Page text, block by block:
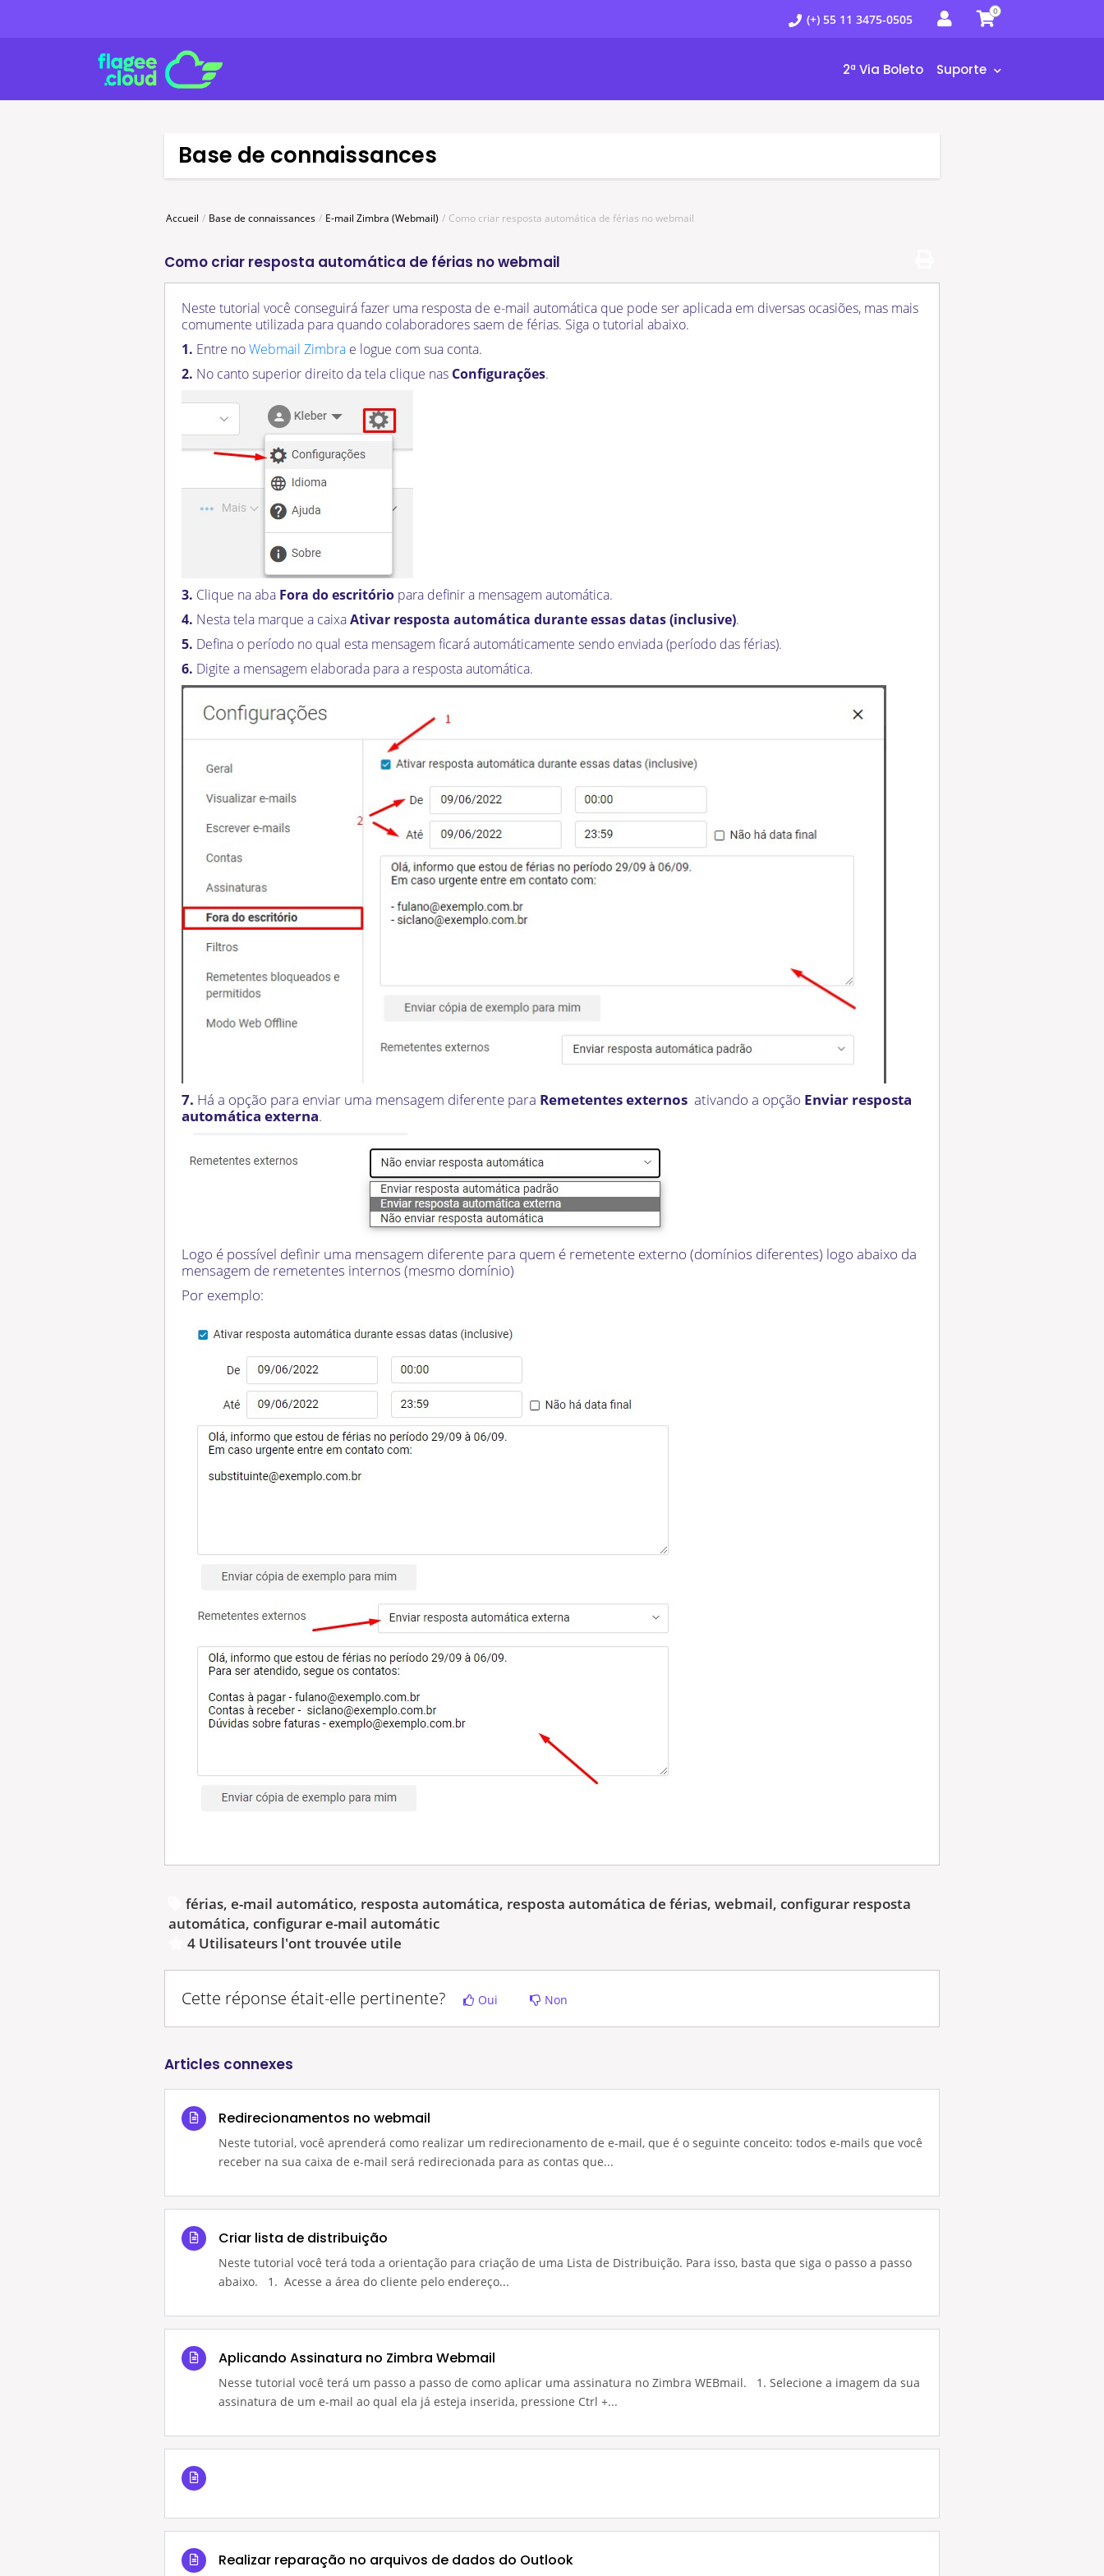
(+) 55 11 3475-0505
0
2ª Via Boleto Suporte
Base de connaissances
Accueil Base de connaissances E-mail Zimbra (Webmail) Como criar resposta automática de férias no webmail
Como criar resposta automática de férias no webmail
Neste tutorial você conseguirá fazer uma resposta de e-mail automática que pode ser aplicada em diversas ocasiões, mas mais
comumente utilizada para quando colaboradores saem de férias. Siga o tutorial abaixo.
1. Entre noWebmail Zimbra e logue com sua conta.
2. No canto superior direito da tela clique nas Configurações.
3. Clique na aba Fora do escritório para definir a mensagem automática.
4. Nesta tela marque a caixaAtivar resposta automática durante essas datas (inclusive).
5. Defina o período no qual esta mensagem ficará automáticamente sendo enviada (período das férias).
6. Digite a mensagem elaborada para a resposta automática.
7. Há a opção para enviar uma mensagem diferente para Remetentes externos ativando a opção Enviar resposta
automática externa.
Logo é possível definir uma mensagem diferente para quem é remetente externo (domínios diferentes) logo abaixo da
mensagem de remetentes internos (mesmo domínio)
Por exemplo:
férias, e-mail automático, resposta automática, resposta automática de férias, webmail, configurar resposta
automática, configurar e-mail automátic
4 Utilisateurs l'ont trouvée utile
Cette réponse était-elle pertinente? Oui Non
Articles connexes
Redirecionamentos no webmail
Neste tutorial, você aprenderá como realizar um redirecionamento de e-mail, que é o seguinte conceito: todos e-mails que você
receber na sua caixa de e-mail será redirecionada para as contas que...
Criar lista de distribuição
Neste tutorial você terá toda a orientação para criação de uma Lista de Distribuição. Para isso, basta que siga o passo a passo
abaixo. 1. Acesse a área do cliente pelo endereço...
Aplicando Assinatura no Zimbra Webmail
Nesse tutorial você terá um passo a passo de como aplicar uma assinatura no Zimbra WEBmail. 1. Selecione a imagem da sua
assinatura de um e-mail ao qual ela já esteja inserida, pressione Ctrl +...
Realizar reparação no arquivos de dados do Outlook